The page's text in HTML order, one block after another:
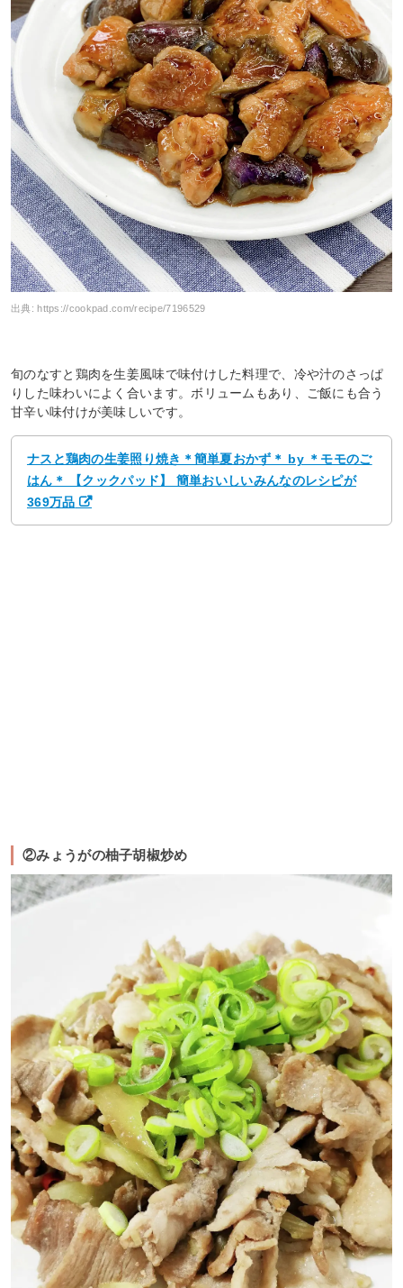
出典: https://cookpad.com/recipe/7196529
旬のなすと鶏肉を生姜風味で味付けした料理で、冷や汁のさっぱ
りした味わいによく合います。ボリュームもあり、ご飯にも合う
甘辛い味付けが美味しいです。
ナスと鶏肉の生姜照り焼き＊簡単夏おかず＊ by ＊モモのご
はん＊ 【クックパッド】 簡単おいしいみんなのレシピが
369万品
②みょうがの柚子胡椒炒め